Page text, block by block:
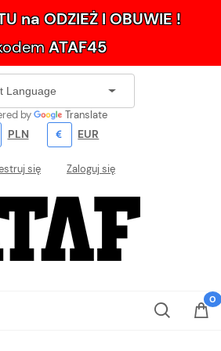
na ODZIEŻ I OBUWIE !
ATAF45
by Translate
PLN EUR
się Zaloguj się